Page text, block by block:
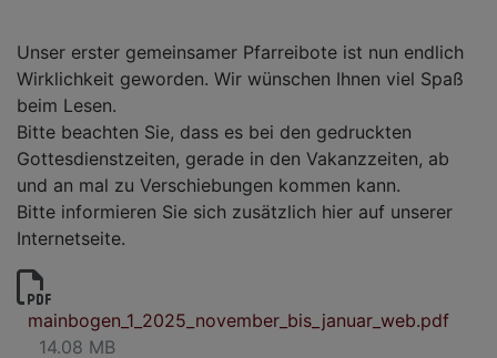
Unser erster gemeinsamer Pfarreibote ist nun endlich
Wirklichkeit geworden. Wir wünschen Ihnen viel Spaß
beim Lesen.
Bitte beachten Sie, dass es bei den gedruckten
Gottesdienstzeiten, gerade in den Vakanzzeiten, ab
und an mal zu Verschiebungen kommen kann.
Bitte informieren Sie sich zusätzlich hier auf unserer
Internetseite.
mainbogen_1_2025_november_bis_januar_web.pdf
14.08 MB